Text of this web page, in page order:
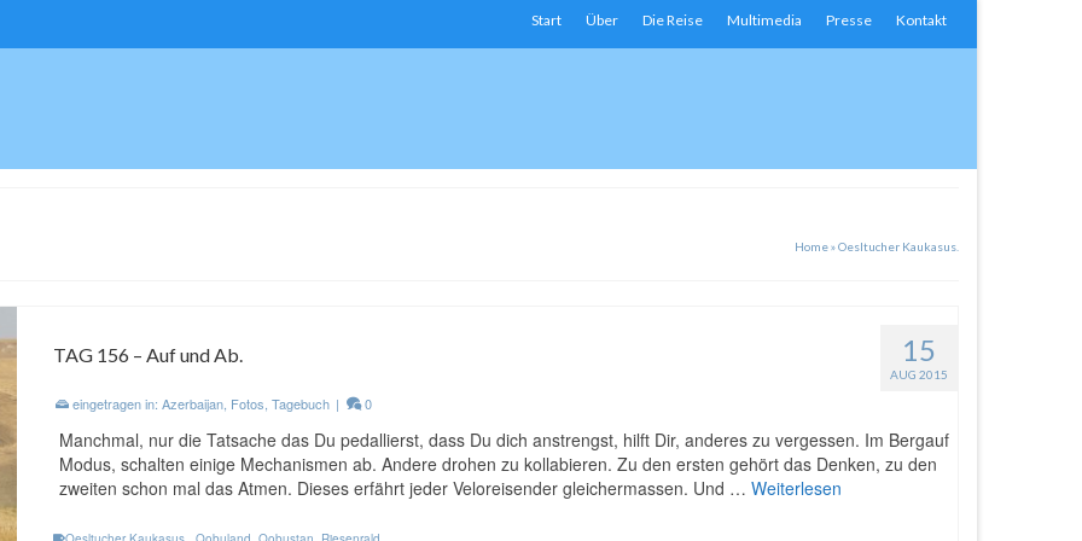
Start Über Die Reise Multimedia Presse Kontakt
Home»Oesltucher Kaukasus.
15
AUG 2015
TAG 156 – Auf und Ab.
eingetragen in:Azerbaijan Fotos ,Tagebuch | 0
Manchmal, nur die Tatsache das Du pedallierst, dass Du dich anstrengst, hilft Dir, anderes zu vergessen. Im Bergauf
Modus, schalten einige Mechanismen ab. Andere drohen zu kollabieren. Zu den ersten gehört das Denken, zu den
zweiten schon mal das Atmen. Dieses erfährt jeder Veloreisender gleichermassen. Und …Weiterlesen